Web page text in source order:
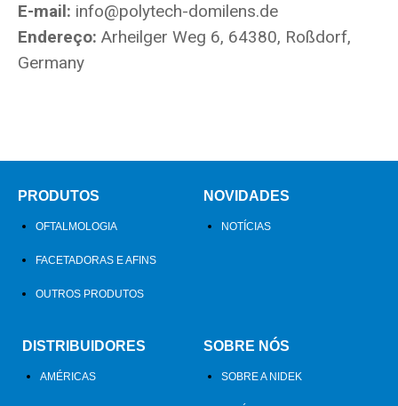
E-mail: info@polytech-domilens.de
Endereço: Arheilger Weg 6, 64380, Roßdorf,
Germany
PRODUTOS
OFTALMOLOGIA
FACETADORAS E AFINS
OUTROS PRODUTOS
NOVIDADES
NOTÍCIAS
DISTRIBUIDORES
AMÉRICAS
SOBRE NÓS
SOBRE A NIDEK